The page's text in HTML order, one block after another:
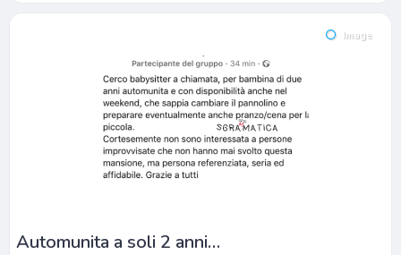
Image
Automunita a soli 2 anni…